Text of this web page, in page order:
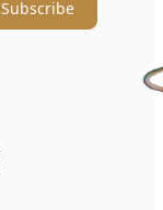
Subscribe